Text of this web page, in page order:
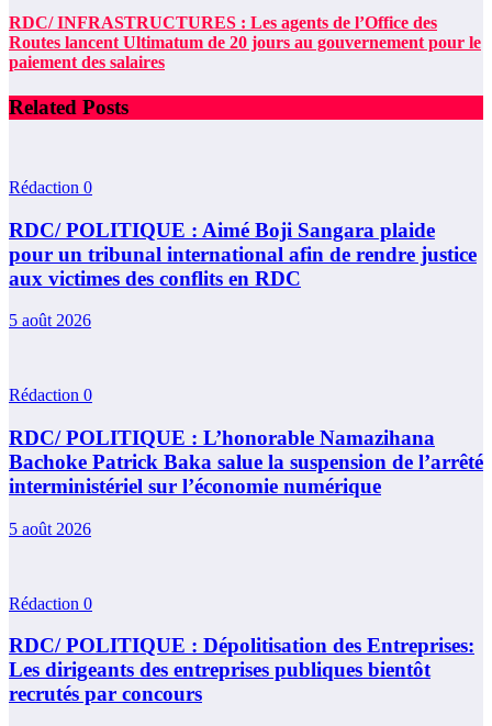
RDC/ INFRASTRUCTURES : Les agents de l’Office des
Routes lancent Ultimatum de 20 jours au gouvernement pour le
paiement des salaires
Related Posts
Rédaction 0
RDC/ POLITIQUE : Aimé Boji Sangara plaide
pour un tribunal international afin de rendre justice
aux victimes des conflits en RDC
5 août 2026
Rédaction 0
RDC/ POLITIQUE : L’honorable Namazihana
Bachoke Patrick Baka salue la suspension de l’arrêté
interministériel sur l’économie numérique
5 août 2026
Rédaction 0
RDC/ POLITIQUE : Dépolitisation des Entreprises:
Les dirigeants des entreprises publiques bientôt
recrutés par concours